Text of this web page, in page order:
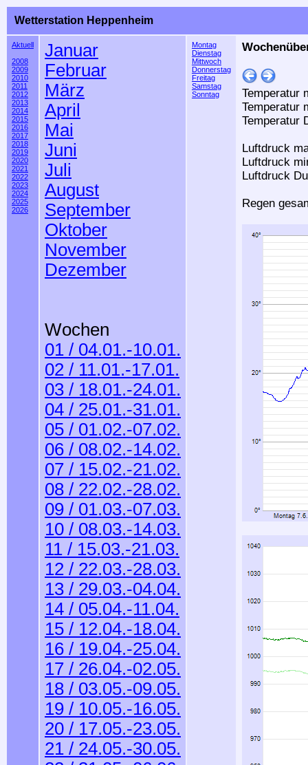
Wetterstation Heppenheim
Aktuell
2008
2009
2010
2011
2012
2013
2014
2015
2016
2017
2018
2019
2020
2021
2022
2023
2024
2025
2026
Januar
Februar
März
April
Mai
Juni
Juli
August
September
Oktober
November
Dezember
Wochen
01 / 04.01.-10.01.
02 / 11.01.-17.01.
03 / 18.01.-24.01.
04 / 25.01.-31.01.
05 / 01.02.-07.02.
06 / 08.02.-14.02.
07 / 15.02.-21.02.
08 / 22.02.-28.02.
09 / 01.03.-07.03.
10 / 08.03.-14.03.
11 / 15.03.-21.03.
12 / 22.03.-28.03.
13 / 29.03.-04.04.
14 / 05.04.-11.04.
15 / 12.04.-18.04.
16 / 19.04.-25.04.
17 / 26.04.-02.05.
18 / 03.05.-09.05.
19 / 10.05.-16.05.
20 / 17.05.-23.05.
21 / 24.05.-30.05.
Montag
Dienstag
Mittwoch
Donnerstag
Freitag
Samstag
Sonntag
Temperatur
Temperatur
Temperatur
Luftdruck
Luftdruck
Luftdruck
Regen